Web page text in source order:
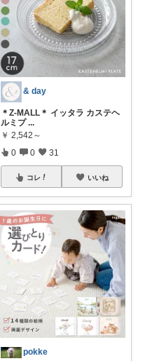
& day
＊Z-MALL＊ イッタラ カステヘ
ルミプ ...
￥ 2,542～
0 0 31
コレ いいね
pokke